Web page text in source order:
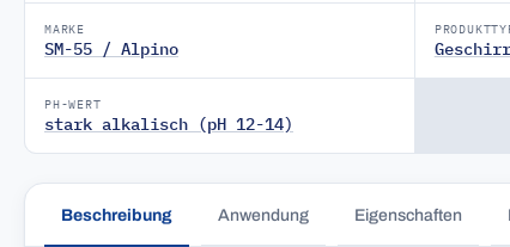
MARKE
SM-55 / Alpino
PH-WERT
stark alkalisch (pH 12-14)
Beschreibung Anwendung Eigenschaften